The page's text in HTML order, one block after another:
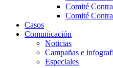
Comité
Comité
Casos
Comunicación
Noticias
Campañas e
Especiales